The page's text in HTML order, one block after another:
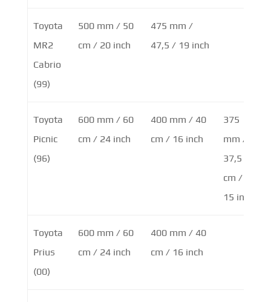
Toyota
MR2
Cabrio
(99)
500 mm / 50
cm / 20 inch
475 mm /
47,5 / 19 inch
Toyota
Picnic
(96)
600 mm / 60
cm / 24 inch
400 mm / 40
cm / 16 inch
375
mm /
37,5
cm /
15 inch
Toyota
Prius
(00)
600 mm / 60
cm / 24 inch
400 mm / 40
cm / 16 inch